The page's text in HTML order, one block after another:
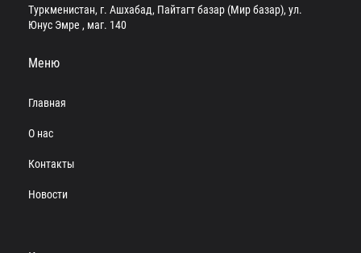
Туркменистан, г. Ашхабад, Пайтагт базар (Мир базар), ул.
Юнус Эмре , маг. 140
Меню
Главная
О нас
Контакты
Новости